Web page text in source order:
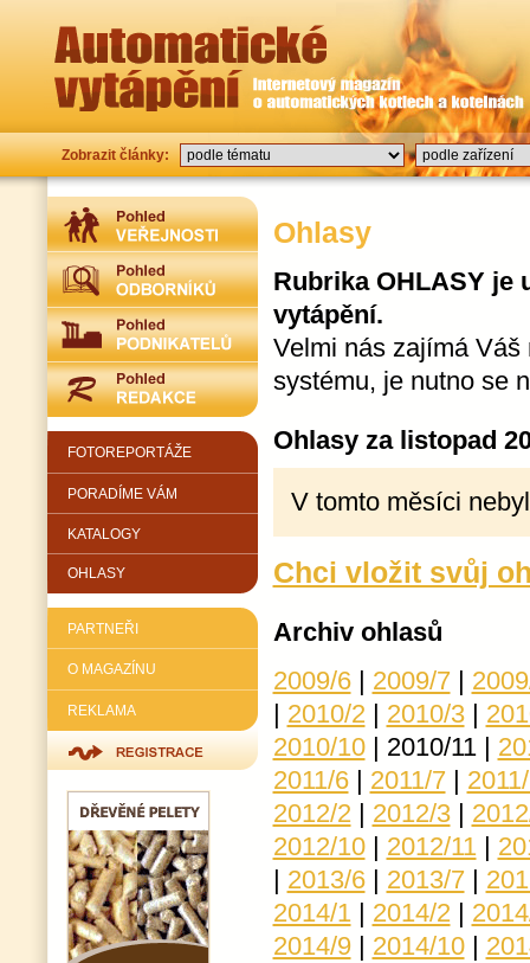
Zobrazit články:
FOTOREPORTÁŽE
PORADÍME VÁM
KATALOGY
OHLASY
PARTNEŘI
O MAGAZÍNU
REKLAMA
Ohlasy
Rubrika OHLASY je
vytápění.
Velmi nás zajímá
systému, je nutno se
Ohlasy za listopad
V tomto měsíci
Chci vložit svůj
Archiv ohlasů
2009/6| 2009/7|
| 2010/2| 2010/3|
2010/10| 2010/11|
2011/6| 2011/7|
2012/2| 2012/3|
2012/10| 2012/11|
| 2013/6| 2013/7|
2014/1| 2014/2|
2014/9| 2014/10|